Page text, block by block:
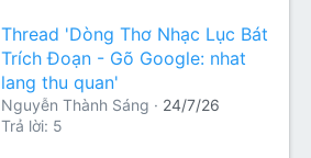
Thread 'Dòng Thơ Nhạc Lục Bát
Trích Đoạn - Gõ Google: nhat
lang thu quan'
Nguyễn Thành Sáng
24/7/26
Trả lời: 5